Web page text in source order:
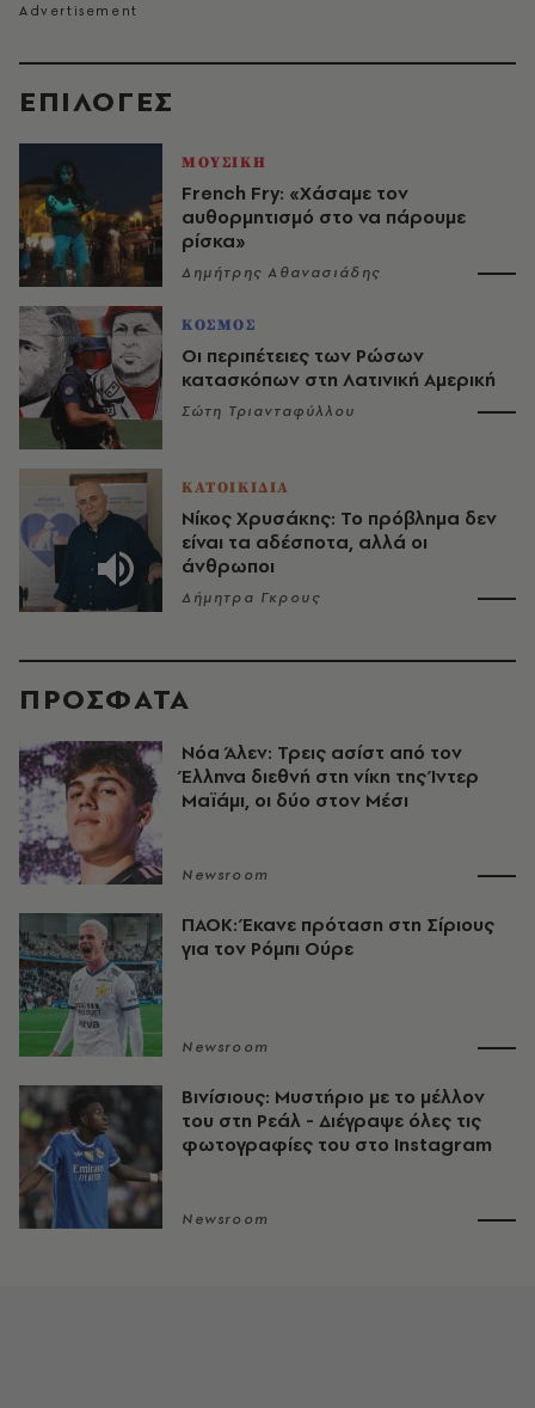
EΠΙΛΟΓΈΣ
ΜΟΥΣΙΚΗ
French Fry: «Χάσαμε τον
αυθορμητισμό στο να πάρουμε
ρίσκα»
Δημήτρης Αθανασιάδης
ΚΟΣΜΟΣ
Οι περιπέτειες των Ρώσων
κατασκόπων στη Λατινική Αμερική
Σώτη Τριανταφύλλου
ΚΑΤΟΙΚΙΔΙΑ
Νίκος Χρυσάκης: Το πρόβλημα δεν
είναι τα αδέσποτα, αλλά οι
άνθρωποι
Δήμητρα Γκρους
ΠΡΟΣΦΑΤΑ
Νόα Άλεν: Τρεις ασίστ από τον
Έλληνα διεθνή στη νίκη της Ίντερ
Μαϊάμι, οι δύο στον Μέσι
Newsroom
ΠΑΟΚ: Έκανε πρόταση στη Σίριους
για τον Ρόμπι Ούρε
Newsroom
Βινίσιους: Μυστήριο με το μέλλον
του στη Ρεάλ - Διέγραψε όλες τις
φωτογραφίες του στο Instagram
Newsroom